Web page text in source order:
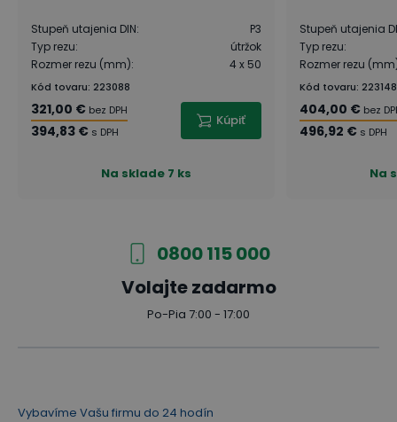
Stupeň utajenia DIN:
P3
Typ rezu:
útržok
Rozmer rezu (mm): 4 x 50
Kód tovaru: 223088
321,00 € bez DPH
394,83 € s DPH
Kúpiť
Na sklade 7 ks
Stupeň utajenia
Typ rezu:
Rozmer rezu
Kód tovaru: 223148
404,00 € bez
496,92 € s DPH
Na
0800 115 000
Volajte zadarmo
Po-Pia 7:00 - 17:00
Vybavíme Vašu firmu do 24 hodín